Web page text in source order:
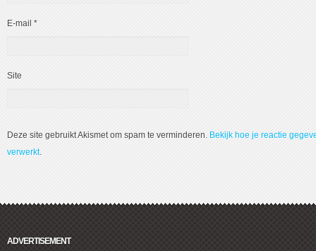
E-mail *
Site
Deze site gebruikt Akismet om spam te verminderen. Bekijk hoe je reactie
verwerkt.
ADVERTISEMENT